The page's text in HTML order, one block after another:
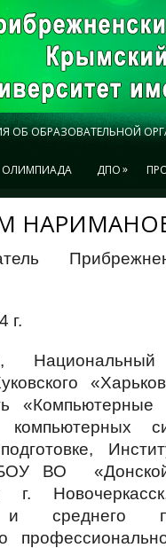
ОБ ОБРАЗОВАТЕЛЬНОЙ
ОЛИМПИАДА ДПО»
г.
компьютерных
ВО «Донской
г.
среднего